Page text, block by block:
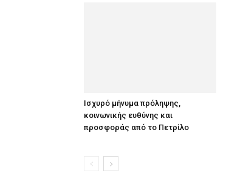
Ισχυρό μήνυμα πρόληψης,
κοινωνικής ευθύνης και
προσφοράς από το Πετρίλο